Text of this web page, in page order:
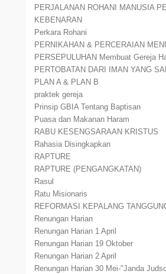
PERJALANAN ROHANI MANUSIA
KEBENARAN
Perkara Rohani
PERNIKAHAN & PERCERAIAN
PERSEPULUHAN Membuat Gereja
PERTOBATAN DARI IMAN YANG
PLAN A & PLAN B
praktek gereja
Prinsip GBIA Tentang Baptisan
Puasa dan Makanan Haram
RABU KESENGSARAAN KRISTUS
Rahasia Disingkapkan
RAPTURE
RAPTURE (PENGANGKATAN)
Rasul
Ratu Misionaris
REFORMASI KEPALANG
Renungan Harian
Renungan Harian 1 April
Renungan Harian 19 Oktober
Renungan Harian 2 April
Renungan Harian 30 Mei-"Janda